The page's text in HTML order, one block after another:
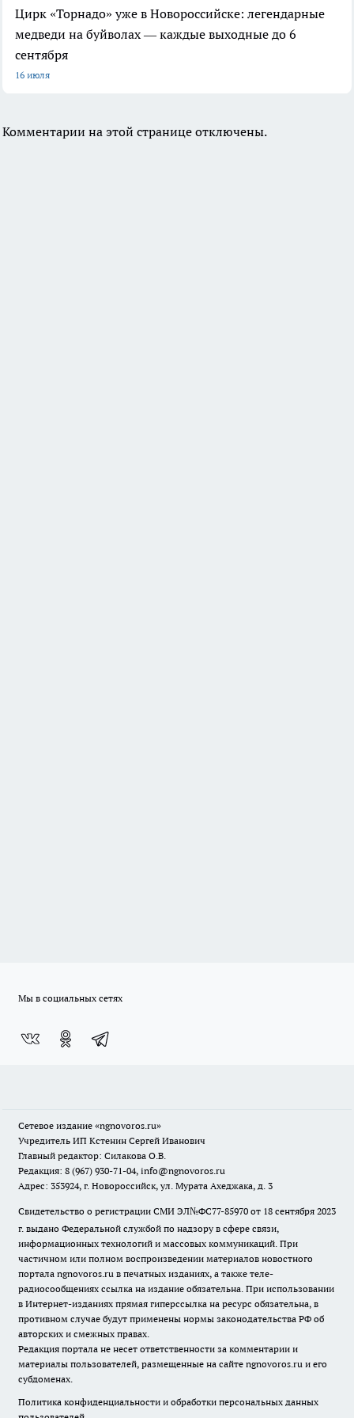
Цирк «Торнадо» уже в Новороссийске: легендарные
медведи на буйволах — каждые выходные до 6
сентября
16 июля
Комментарии на этой странице отключены.
Мы в социальных сетях
Сетевое издание «ngnovoros.ru»
Учредитель ИП Кстенин Сергей Иванович
Главный редактор: Силакова О.В.
Редакция: 8 (967) 930-71-04, info@ngnovoros.ru
Адрес: 353924, г. Новороссийск, ул. Мурата Ахеджака, д. 3
Свидетельство о регистрации СМИ ЭЛ№ФС77-85970 от 18 сентября 2023
г. выдано Федеральной службой по надзору в сфере связи,
информационных технологий и массовых коммуникаций. При
частичном или полном воспроизведении материалов новостного
портала ngnovoros.ru в печатных изданиях, а также теле-
радиосообщениях ссылка на издание обязательна. При использовании
в Интернет-изданиях прямая гиперссылка на ресурс обязательна, в
противном случае будут применены нормы законодательства РФ об
авторских и смежных правах.
Редакция портала не несет ответственности за комментарии и
материалы пользователей, размещенные на сайте ngnovoros.ru и его
субдоменах.
Политика конфиденциальности и обработки персональных данных